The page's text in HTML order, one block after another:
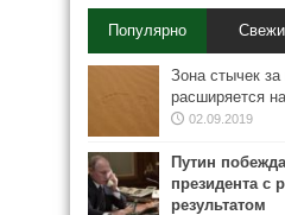
Популярно
Зона стычек
расширяется
02.09.2019
Путин
президента с
результатом